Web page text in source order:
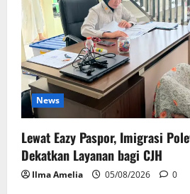
News
Lewat Eazy Paspor, Imigrasi
Dekatkan Layanan bagi CJH
Ilma Amelia 05/08/2026 0